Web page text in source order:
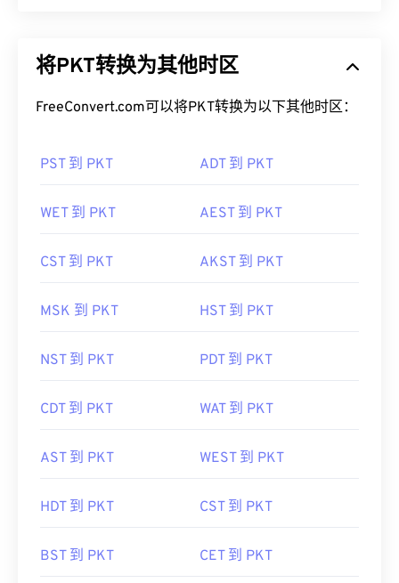
将PKT转换为其他时区
FreeConvert.com可以将PKT转换为以下其他时区：
PST 到 PKT ADT 到 PKT
WET 到 PKT AEST 到 PKT
CST 到 PKT AKST 到 PKT
MSK 到 PKT HST 到 PKT
NST 到 PKT PDT 到 PKT
CDT 到 PKT WAT 到 PKT
AST 到 PKT WEST 到 PKT
HDT 到 PKT CST 到 PKT
BST 到 PKT CET 到 PKT